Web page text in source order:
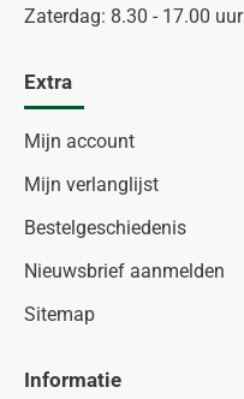
Zaterdag: 8.30 - 17.00 uur
Extra
Mijn account
Mijn verlanglijst
Bestelgeschiedenis
Nieuwsbrief aanmelden
Sitemap
Informatie